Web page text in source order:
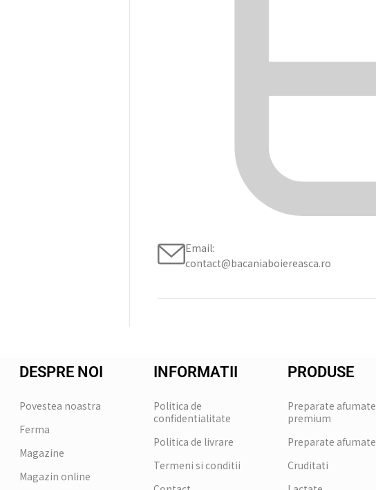
Email:
contact@bacaniaboiereasca.ro
DESPRE NOI
Povestea noastra
Ferma
Magazine
Magazin online
INFORMATII
Politica de
confidentialitate
Politica de livrare
Termeni si conditii
PRODUSE
Preparate afumate
premium
Preparate afumate
Cruditati